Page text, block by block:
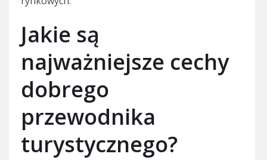
Jakie są
najważniejsze cechy
dobrego
przewodnika
turystycznego?